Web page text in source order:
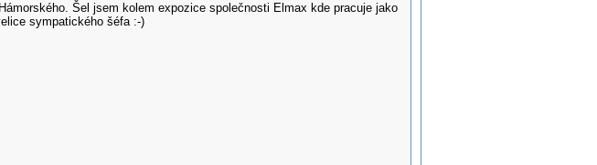
Šel jsem kolem expozice společnosti Elmax kde pracuje jako
sympatického šéfa :-)